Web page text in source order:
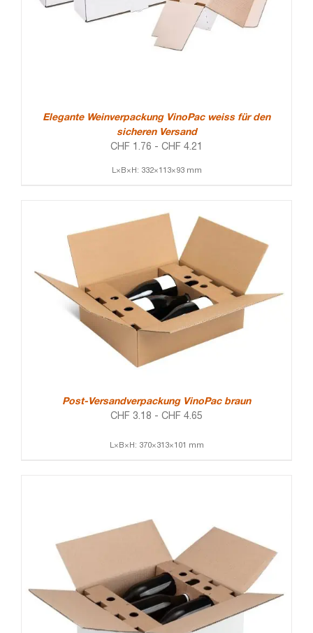
Elegante Weinverpackung VinoPac weiss für den
sicheren Versand
CHF 1.76 - CHF 4.21
L×B×H: 332×113×93 mm
Post-Versandverpackung VinoPac braun
CHF 3.18 - CHF 4.65
L×B×H: 370×313×101 mm